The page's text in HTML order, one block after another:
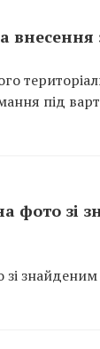
внесення
під
фото зі
зі